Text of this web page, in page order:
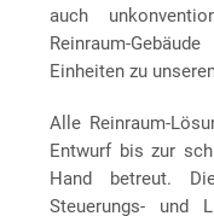
auch
Reinraum-
Einheiten zu
Alle Reinraum-
Entwurf bis zur
Hand betreut.
Steuerungs- und